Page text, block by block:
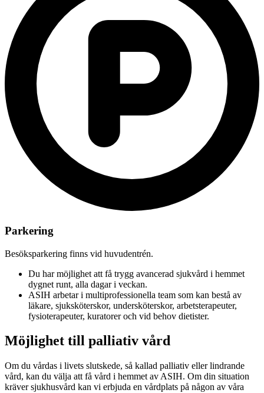
Parkering
Besöksparkering finns vid huvudentrén.
Du har möjlighet att få trygg avancerad sjukvård i hemmet
dygnet runt, alla dagar i veckan.
ASIH arbetar i multiprofessionella team som kan bestå av
läkare, sjuksköterskor, undersköterskor, arbetsterapeuter,
fysioterapeuter, kuratorer och vid behov dietister.
Möjlighet till palliativ vård
Om du vårdas i livets slutskede, så kallad palliativ eller lindrande
vård, kan du välja att få vård i hemmet av ASIH. Om din situation
kräver sjukhusvård kan vi erbjuda en vårdplats på någon av våra